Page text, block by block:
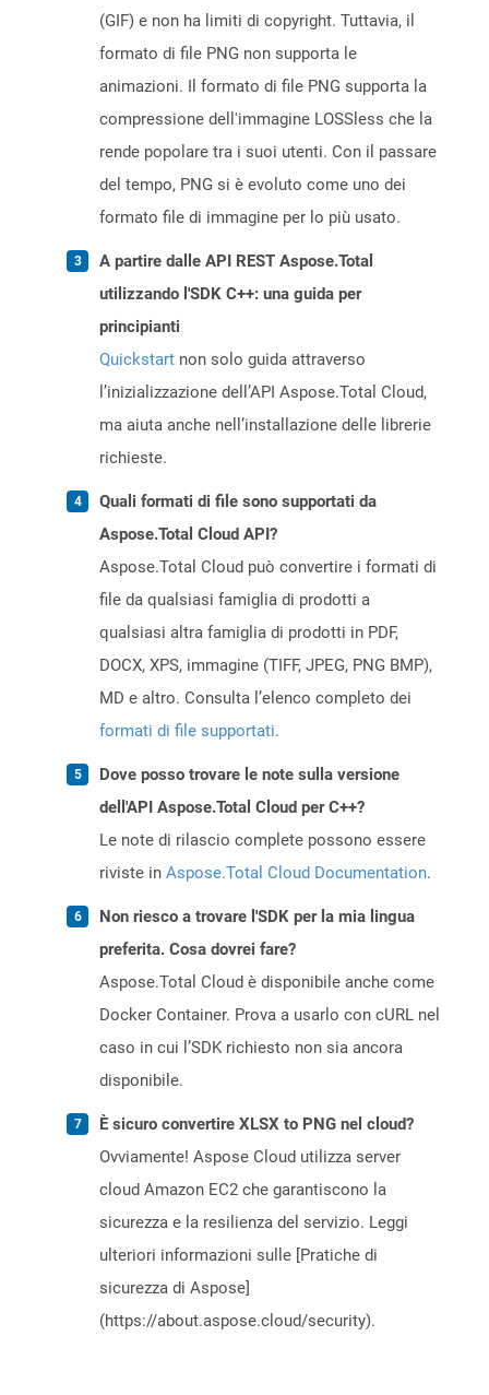
(GIF) e non ha limiti di copyright. Tuttavia, il
formato di file PNG non supporta le
animazioni. Il formato di file PNG supporta la
compressione dell'immagine LOSSless che la
rende popolare tra i suoi utenti. Con il passare
del tempo, PNG si è evoluto come uno dei
formato file di immagine per lo più usato.
A partire dalle API REST Aspose.Total
utilizzando l'SDK C++: una guida per
principianti
Quickstart non solo guida attraverso
l’inizializzazione dell’API Aspose.Total Cloud,
ma aiuta anche nell’installazione delle librerie
richieste.
Quali formati di file sono supportati da
Aspose.Total Cloud API?
Aspose.Total Cloud può convertire i formati di
file da qualsiasi famiglia di prodotti a
qualsiasi altra famiglia di prodotti in PDF,
DOCX, XPS, immagine (TIFF, JPEG, PNG BMP),
MD e altro. Consulta l’elenco completo dei
formati di file supportati.
Dove posso trovare le note sulla versione
dell'API Aspose.Total Cloud per C++?
Le note di rilascio complete possono essere
riviste in Aspose.Total Cloud Documentation.
Non riesco a trovare l'SDK per la mia lingua
preferita. Cosa dovrei fare?
Aspose.Total Cloud è disponibile anche come
Docker Container. Prova a usarlo con cURL nel
caso in cui l’SDK richiesto non sia ancora
disponibile.
È sicuro convertire XLSX to PNG nel cloud?
Ovviamente! Aspose Cloud utilizza server
cloud Amazon EC2 che garantiscono la
sicurezza e la resilienza del servizio. Leggi
ulteriori informazioni sulle [Pratiche di
sicurezza di Aspose]
(https://about.aspose.cloud/security).